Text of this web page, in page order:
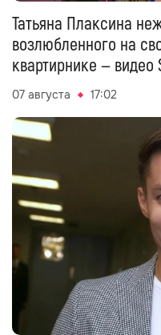
Татьяна Плаксина
возлюбленного на
квартирнике — видео
07 августа 17:02